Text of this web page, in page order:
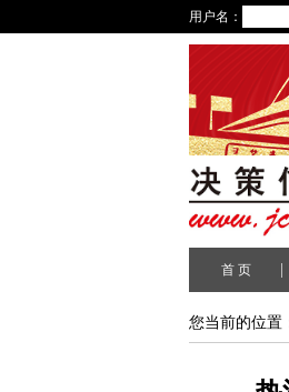
用户名：
首 页
您当前的位置